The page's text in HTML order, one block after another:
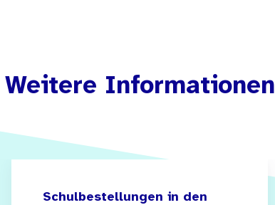
Weitere Informationen
Schulbestellungen in den